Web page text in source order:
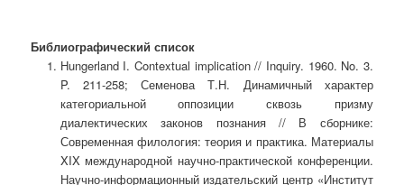
Библиографический список
Hungerland I. Contextual implication // Inquiry. 1960. No. 3.
P. 211-258; Семенова Т.Н. Динамичный характер
категориальной оппозиции сквозь призму
диалектических законов познания // В сборнике:
Современная филология: теория и практика. Материалы
XIX международной научно-практической конференции.
Научно-информационный издательский центр «Институт